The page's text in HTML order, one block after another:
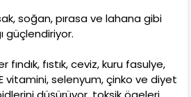
soğan, pırasa ve lahana gibi
güçlendiriyor.
fıstık, ceviz, kuru fasulye,
vitamini, selenyum, çinko ve diyet